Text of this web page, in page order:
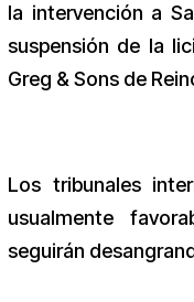
la intervención a
suspensión de la
Greg & Sons de
Los tribunales
usualmente
seguirán